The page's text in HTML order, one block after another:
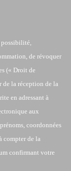
possibilité,
de révoquer
(« Droit de
de la réception de la
en adressant à
aux
coordonnées
compter de la
confirmant votre